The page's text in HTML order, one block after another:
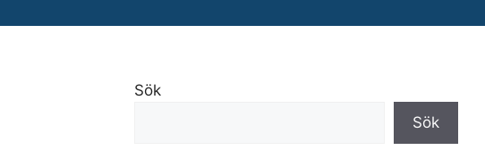
Sök
Sök